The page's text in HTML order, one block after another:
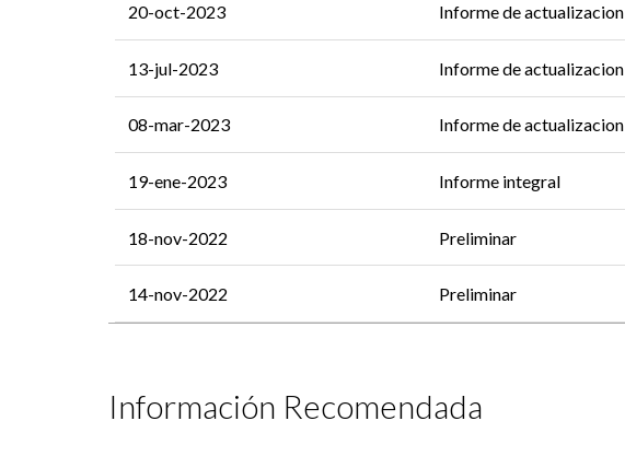
20-oct-2023 Informe de actualizacion
13-jul-2023 Informe de actualizacion
08-mar-2023 Informe de actualizacion
19-ene-2023 Informe integral
18-nov-2022 Preliminar
14-nov-2022 Preliminar
Información Recomendada